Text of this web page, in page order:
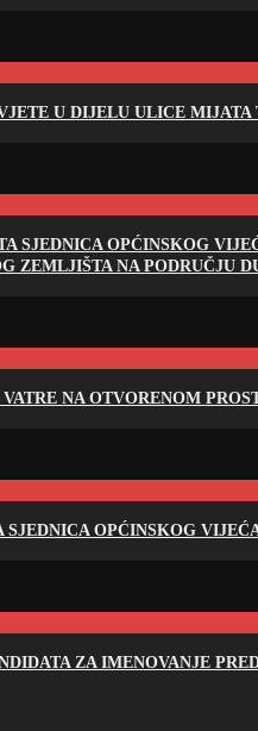
U DIJELU ULICE
SJEDNICA OPĆINSKOG
ZEMLJIŠTA NA PODRUČJU
NA OTVORENOM
SJEDNICA OPĆINSKOG
ZA IMENOVANJE